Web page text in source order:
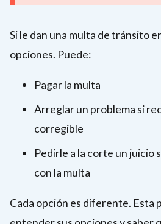
Si le dan una multa de tránsito
opciones. Puede:
Pagar la multa
Arreglar un problema si
corregible
Pedirle a la corte un juicio
con la multa
Cada opción es diferente. Esta